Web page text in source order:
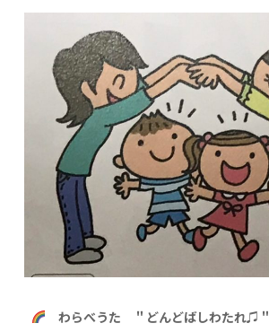
わらべうた ＂どんどばしわたれ♫＂